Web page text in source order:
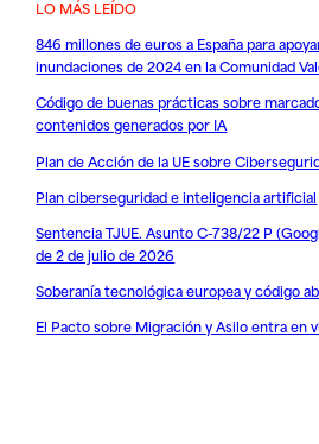
LO MÁS LEÍDO
846 millones de euros a España para
inundaciones de 2024 en la Comunidad
Código de buenas prácticas sobre
contenidos generados por IA
Plan de Acción de la UE sobre
Plan ciberseguridad e inteligencia artificial
Sentencia TJUE. Asunto C-738/22 P
de 2 de julio de 2026
Soberanía tecnológica europea y código
El Pacto sobre Migración y Asilo entra en